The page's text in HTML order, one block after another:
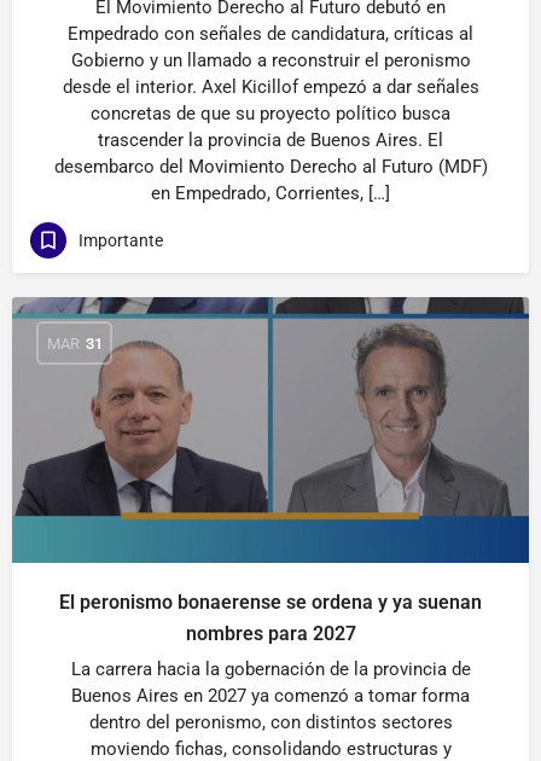
El Movimiento Derecho al Futuro debutó en
Empedrado con señales de candidatura, críticas al
Gobierno y un llamado a reconstruir el peronismo
desde el interior. Axel Kicillof empezó a dar señales
concretas de que su proyecto político busca
trascender la provincia de Buenos Aires. El
desembarco del Movimiento Derecho al Futuro (MDF)
en Empedrado, Corrientes, […]
Importante
MAR 31
El peronismo bonaerense se ordena y ya suenan
nombres para 2027
La carrera hacia la gobernación de la provincia de
Buenos Aires en 2027 ya comenzó a tomar forma
dentro del peronismo, con distintos sectores
moviendo fichas, consolidando estructuras y